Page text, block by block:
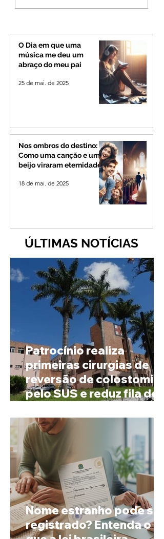
na Zona Rural de Ibiá
O Dia em que uma
música me deu um
abraço do meu pai
25 de mai. de 2025
Nos ombros do destino:
Como uma canção e um
beijo viraram eternidade
18 de mai. de 2025
ÚLTIMAS NOTÍCIAS
Patrocínio realiza
primeiras cirurgias de
reversão de colostomia
pelo SUS e reduz fila de
Nome estranho pode ser
registrado? Entenda o